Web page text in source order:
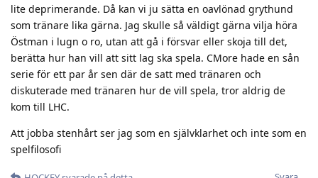
lite deprimerande. Då kan vi ju sätta en oavlönad grythund
som tränare lika gärna. Jag skulle så väldigt gärna vilja höra
Östman i lugn o ro, utan att gå i försvar eller skoja till det,
berätta hur han vill att sitt lag ska spela. CMore hade en sån
serie för ett par år sen där de satt med tränaren och
diskuterade med tränaren hur de vill spela, tror aldrig de
kom till LHC.
Att jobba stenhårt ser jag som en självklarhet och inte som en
spelfilosofi